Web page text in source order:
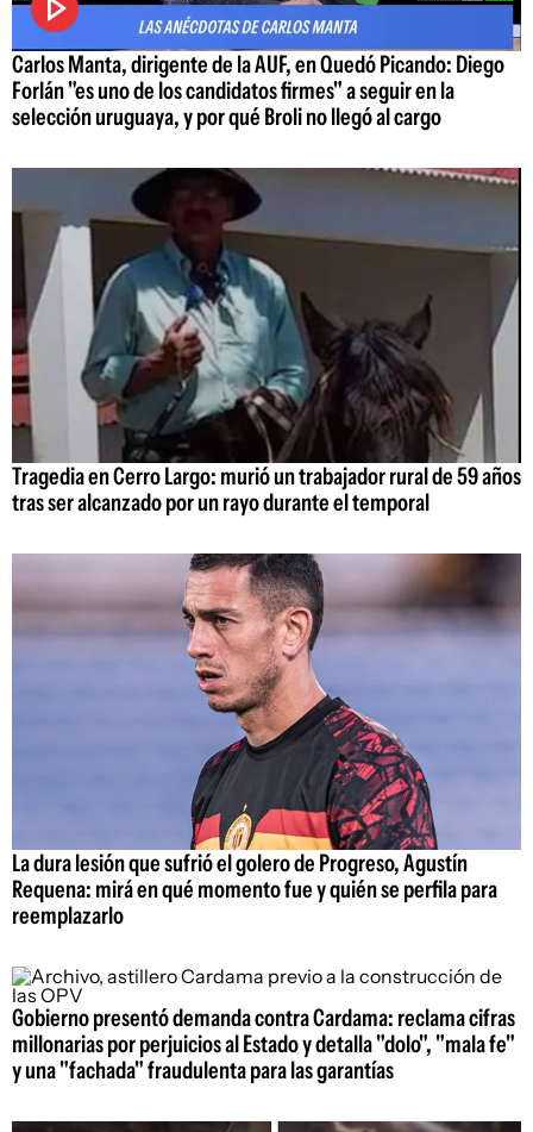
Carlos Manta, dirigente de la AUF, en Quedó Picando: Diego
Forlán "es uno de los candidatos firmes" a seguir en la
selección uruguaya, y por qué Broli no llegó al cargo
Tragedia en Cerro Largo: murió un trabajador rural de 59 años
tras ser alcanzado por un rayo durante el temporal
La dura lesión que sufrió el golero de Progreso, Agustín
Requena: mirá en qué momento fue y quién se perfila para
reemplazarlo
Gobierno presentó demanda contra Cardama: reclama cifras
millonarias por perjuicios al Estado y detalla "dolo", "mala fe"
y una "fachada" fraudulenta para las garantías